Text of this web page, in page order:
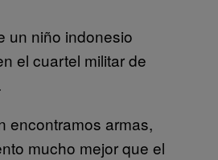
un niño indonesio
el cuartel militar de
encontramos armas,
mucho mejor que el